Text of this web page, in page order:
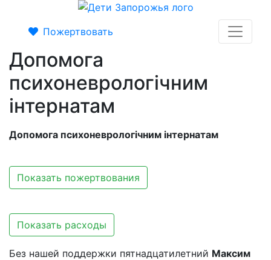
Пожертвовать
Допомога
психоневрологічним
інтернатам
Допомога психоневрологічним інтернатам
Показать пожертвования
Показать расходы
Без нашей поддержки пятнадцатилетний Максим